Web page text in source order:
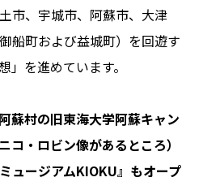
市、宇城市、阿蘇市、大津
船町および益城町）を回遊す
」を進めています。
蘇村の旧東海大学阿蘇キャン
コ・ロビン像があるところ）
ュージアムKIOKU』もオープ